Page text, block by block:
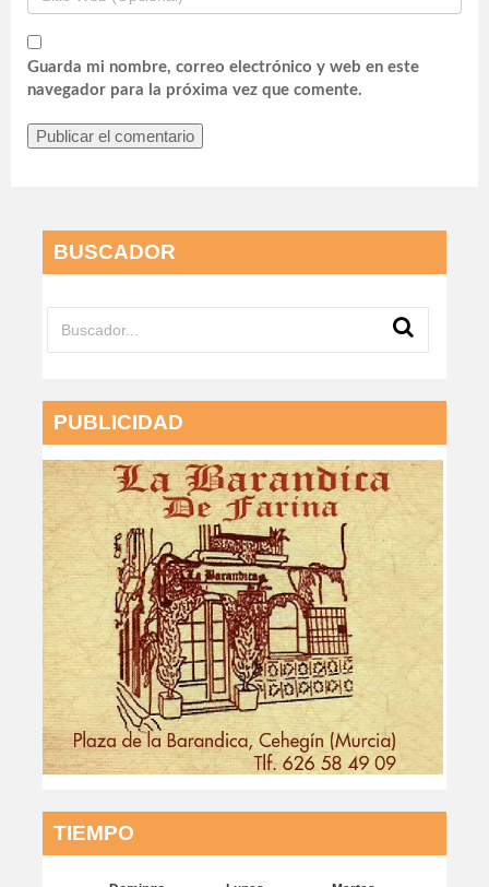
Guarda mi nombre, correo electrónico y web en este
navegador para la próxima vez que comente.
BUSCADOR
PUBLICIDAD
TIEMPO